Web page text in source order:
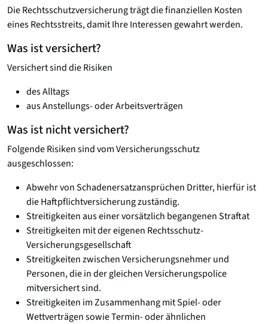
Die Rechtsschutzversicherung trägt die finanziellen Kosten
eines Rechtsstreits, damit Ihre Interessen gewahrt werden.
Was ist versichert?
Versichert sind die Risiken
des Alltags
aus Anstellungs- oder Arbeitsverträgen
Was ist nicht versichert?
Folgende Risiken sind vom Versicherungsschutz
ausgeschlossen:
Abwehr von Schadenersatzansprüchen Dritter, hierfür ist
die Haftpflichtversicherung zuständig.
Streitigkeiten aus einer vorsätzlich begangenen Straftat
Streitigkeiten mit der eigenen Rechtsschutz-
Versicherungsgesellschaft
Streitigkeiten zwischen Versicherungsnehmer und
Personen, die in der gleichen Versicherungspolice
mitversichert sind.
Streitigkeiten im Zusammenhang mit Spiel- oder
Wettverträgen sowie Termin- oder ähnlichen